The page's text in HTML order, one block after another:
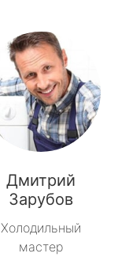
Дмитрий
Зарубов
Холодильный
мастер